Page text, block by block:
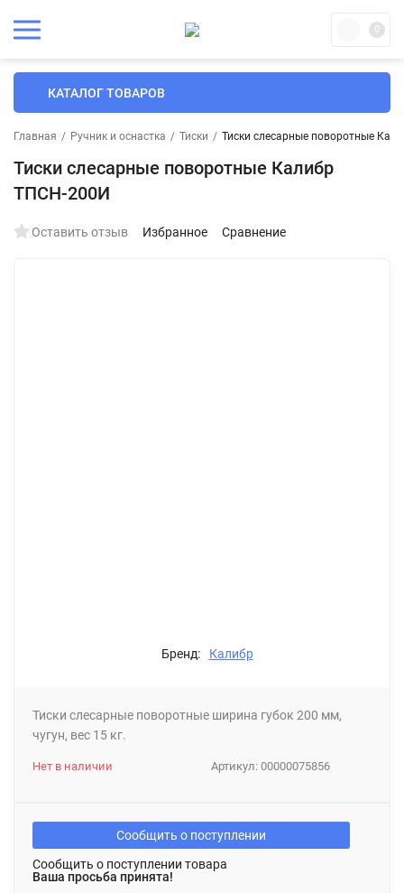
0
КАТАЛОГ ТОВАРОВ
Главная / Ручник и оснастка / Тиски / Тиски слесарные поворотные
Тиски слесарные поворотные Калибр
ТПСН-200И
Оставить отзыв Избранное Сравнение
Бренд: Калибр
Тиски слесарные поворотные ширина губок 200 мм,
чугун, вес 15 кг.
Артикул: 00000075856
Нет в наличии
Сообщить о поступлении
Сообщить о поступлении товара
Ваша просьба принята!